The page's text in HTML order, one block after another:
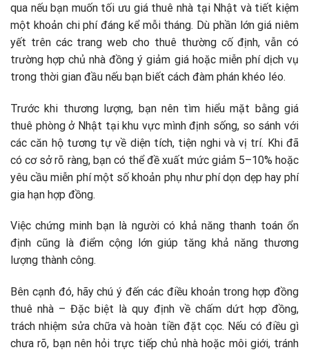
qua nếu bạn muốn tối ưu giá thuê nhà tại Nhật và tiết kiệm
một khoản chi phí đáng kể mỗi tháng. Dù phần lớn giá niêm
yết trên các trang web cho thuê thường cố định, vẫn có
trường hợp chủ nhà đồng ý giảm giá hoặc miễn phí dịch vụ
trong thời gian đầu nếu bạn biết cách đàm phán khéo léo.
Trước khi thương lượng, bạn nên tìm hiểu mặt bằng giá
thuê phòng ở Nhật tại khu vực mình định sống, so sánh với
các căn hộ tương tự về diện tích, tiện nghi và vị trí. Khi đã
có cơ sở rõ ràng, bạn có thể đề xuất mức giảm 5–10% hoặc
yêu cầu miễn phí một số khoản phụ như phí dọn dẹp hay phí
gia hạn hợp đồng.
Việc chứng minh bạn là người có khả năng thanh toán ổn
định cũng là điểm cộng lớn giúp tăng khả năng thương
lượng thành công.
Bên cạnh đó, hãy chú ý đến các điều khoản trong hợp đồng
thuê nhà – Đặc biệt là quy định về chấm dứt hợp đồng,
trách nhiệm sửa chữa và hoàn tiền đặt cọc. Nếu có điều gì
chưa rõ, bạn nên hỏi trực tiếp chủ nhà hoặc môi giới, tránh